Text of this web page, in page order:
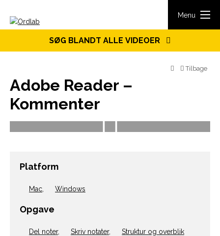
Menu
SØG BLANDT ALLE VIDEOER
Tilbage
Adobe Reader –
Kommenter
Platform
Mac Windows
Opgave
Del noter, Skriv notater, Struktur og overblik